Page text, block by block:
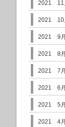
2021 11
2021 10
2021 9月
2021 8月
2021 7月
2021 6月
2021 5月
2021 4月